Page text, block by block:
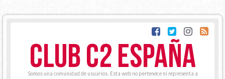
CLUB C2 ESPAÑA
Somos una comunidad de usuarios. Esta web no pertenece ni representa a